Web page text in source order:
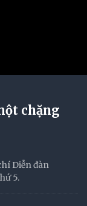
chặng
Diễn đàn
5.